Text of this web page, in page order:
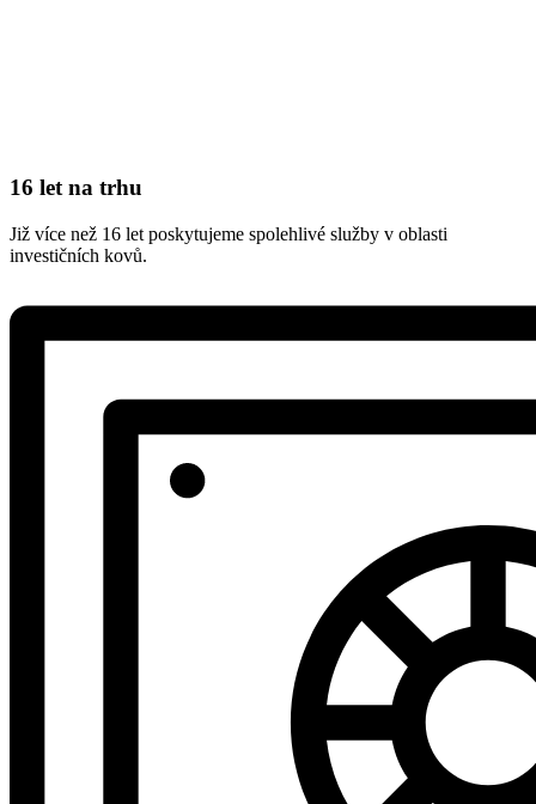
16 let na trhu
Již více než 16 let poskytujeme spolehlivé služby v oblasti
investičních kovů.